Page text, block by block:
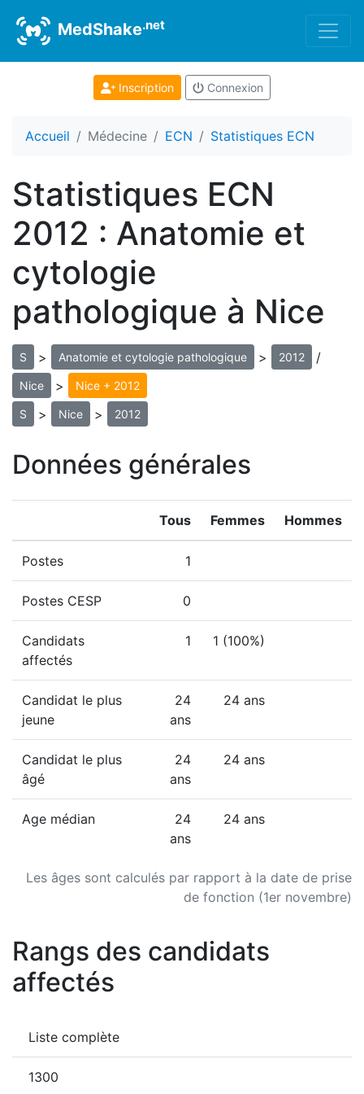
MedShake.net
Inscription Connexion
Accueil Médecine ECN Statistiques ECN
Statistiques ECN
2012 : Anatomie et
cytologie
pathologique à Nice
S > Anatomie et cytologie pathologique > 2012 /
Nice > Nice + 2012
S > Nice > 2012
Données générales
Les âges sont calculés par rapport à la date de prise
de fonction (1er novembre)
Tous Femmes Hommes
Postes 1
Postes CESP 0
Candidats
affectés
1 1 (100%)
Candidat le plus
jeune
24
ans
24 ans
Candidat le plus
âgé
24
ans
24 ans
Age médian
24
ans
24 ans
Rangs des candidats
affectés
Liste complète
1300